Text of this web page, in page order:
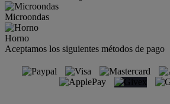
Microondas
Horno
Aceptamos los siguientes métodos de pago